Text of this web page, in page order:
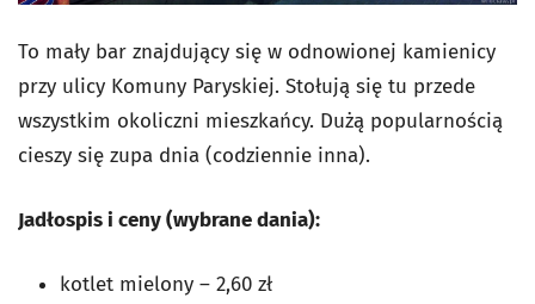
To mały bar znajdujący się w odnowionej kamienicy
przy ulicy Komuny Paryskiej. Stołują się tu przede
wszystkim okoliczni mieszkańcy. Dużą popularnością
cieszy się zupa dnia (codziennie inna).
Jadłospis i ceny (wybrane dania):
kotlet mielony – 2,60 zł